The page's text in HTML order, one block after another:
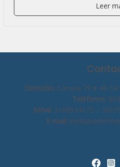
Leer
Dirección: Carrera 79 # 49-54
Teléfonos:
Móvil: 3168934172 –
E-mail: